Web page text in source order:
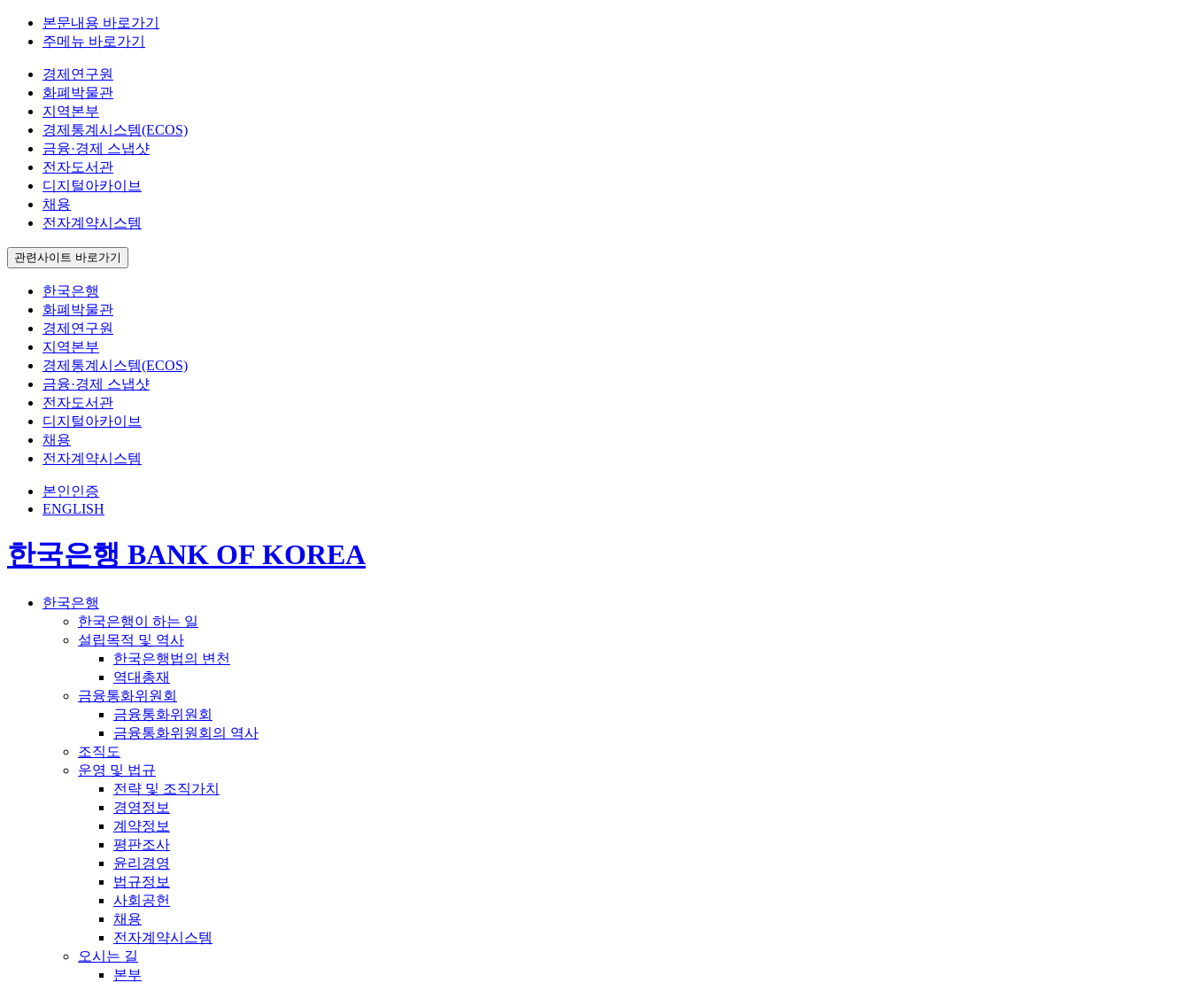
본문내용 바로가기
주메뉴 바로가기
경제연구원
화폐박물관
지역본부
경제통계시스템(ECOS)
금융·경제 스냅샷
전자도서관
디지털아카이브
채용
전자계약시스템
관련사이트 바로가기
한국은행
화폐박물관
경제연구원
지역본부
경제통계시스템(ECOS)
금융·경제 스냅샷
전자도서관
디지털아카이브
채용
전자계약시스템
본인인증
ENGLISH
한국은행 BANK OF KOREA
한국은행
한국은행이 하는 일
설립목적 및 역사
한국은행법의 변천
역대총재
금융통화위원회
금융통화위원회
금융통화위원회의 역사
조직도
운영 및 법규
전략 및 조직가치
경영정보
계약정보
평판조사
윤리경영
법규정보
사회공헌
채용
전자계약시스템
오시는 길
본부